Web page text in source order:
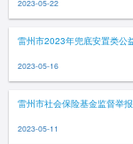
2023-05-22
雷州市2023年兜底安置类公
2023-05-16
雷州市社会保险基金监督举
2023-05-11